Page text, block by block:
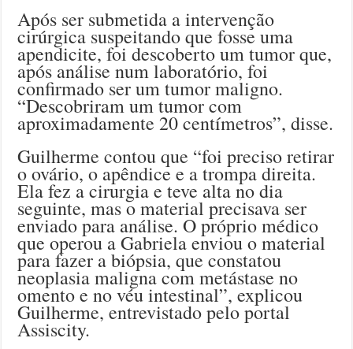
Após ser submetida a intervenção
cirúrgica suspeitando que fosse uma
apendicite, foi descoberto um tumor que,
após análise num laboratório, foi
confirmado ser um tumor maligno.
“Descobriram um tumor com
aproximadamente 20 centímetros”, disse.
Guilherme contou que “foi preciso retirar
o ovário, o apêndice e a trompa direita.
Ela fez a cirurgia e teve alta no dia
seguinte, mas o material precisava ser
enviado para análise. O próprio médico
que operou a Gabriela enviou o material
para fazer a biópsia, que constatou
neoplasia maligna com metástase no
omento e no véu intestinal”, explicou
Guilherme, entrevistado pelo portal
Assiscity.